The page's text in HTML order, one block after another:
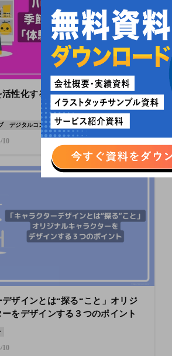
性化する 体験型デジタルコンテ
デジタルコンテンツ
10
デザインとは“探る“こと」オリジ
をデザインする３つのポイント
10